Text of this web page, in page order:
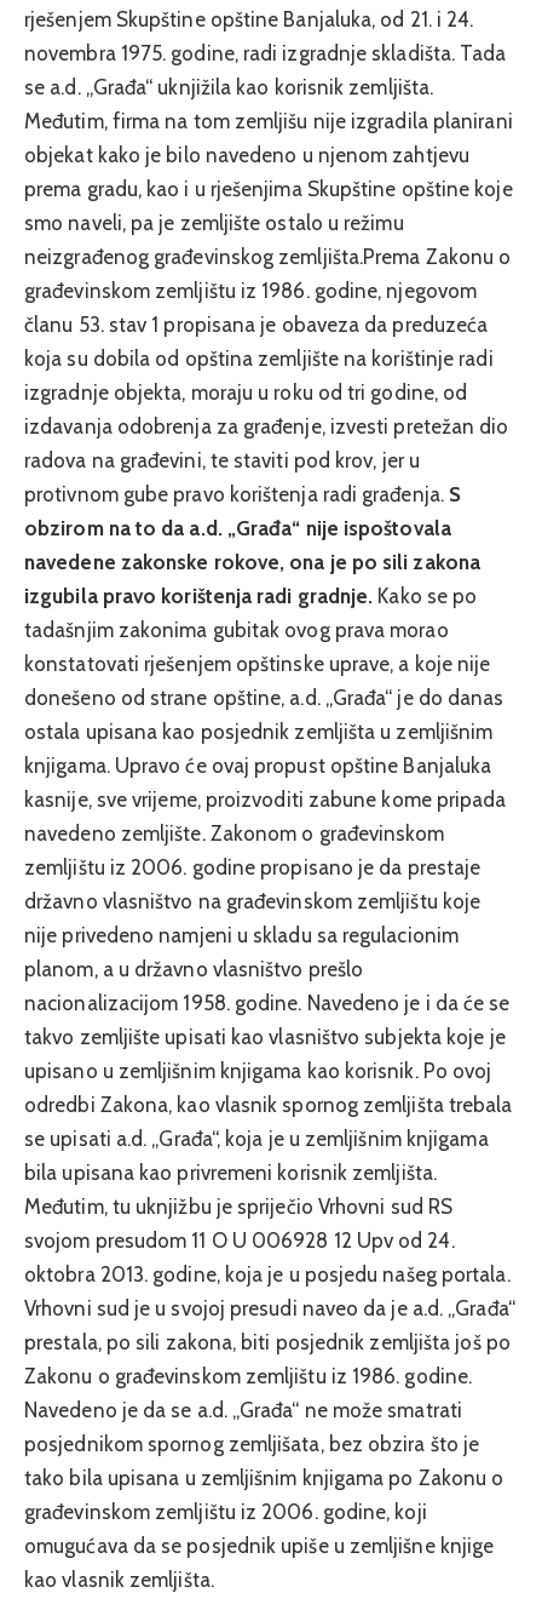
rješenjem Skupštine opštine Banjaluka, od 21. i 24.
novembra 1975. godine, radi izgradnje skladišta. Tada
se a.d. „Građa“ uknjižila kao korisnik zemljišta.
Međutim, firma na tom zemljišu nije izgradila planirani
objekat kako je bilo navedeno u njenom zahtjevu
prema gradu, kao i u rješenjima Skupštine opštine koje
smo naveli, pa je zemljište ostalo u režimu
neizgrađenog građevinskog zemljišta.Prema Zakonu o
građevinskom zemljištu iz 1986. godine, njegovom
članu 53. stav 1 propisana je obaveza da preduzeća
koja su dobila od opština zemljište na korištinje radi
izgradnje objekta, moraju u roku od tri godine, od
izdavanja odobrenja za građenje, izvesti pretežan dio
radova na građevini, te staviti pod krov, jer u
protivnom gube pravo korištenja radi građenja. S
obzirom na to da a.d. „Građa“ nije ispoštovala
navedene zakonske rokove, ona je po sili zakona
izgubila pravo korištenja radi gradnje. Kako se po
tadašnjim zakonima gubitak ovog prava morao
konstatovati rješenjem opštinske uprave, a koje nije
donešeno od strane opštine, a.d. „Građa“ je do danas
ostala upisana kao posjednik zemljišta u zemljišnim
knjigama. Upravo će ovaj propust opštine Banjaluka
kasnije, sve vrijeme, proizvoditi zabune kome pripada
navedeno zemljište. Zakonom o građevinskom
zemljištu iz 2006. godine propisano je da prestaje
državno vlasništvo na građevinskom zemljištu koje
nije privedeno namjeni u skladu sa regulacionim
planom, a u državno vlasništvo prešlo
nacionalizacijom 1958. godine. Navedeno je i da će se
takvo zemljište upisati kao vlasništvo subjekta koje je
upisano u zemljišnim knjigama kao korisnik. Po ovoj
odredbi Zakona, kao vlasnik spornog zemljišta trebala
se upisati a.d. „Građa“, koja je u zemljišnim knjigama
bila upisana kao privremeni korisnik zemljišta.
Međutim, tu uknjižbu je spriječio Vrhovni sud RS
svojom presudom 11 O U 006928 12 Upv od 24.
oktobra 2013. godine, koja je u posjedu našeg portala.
Vrhovni sud je u svojoj presudi naveo da je a.d. „Građa“
prestala, po sili zakona, biti posjednik zemljišta još po
Zakonu o građevinskom zemljištu iz 1986. godine.
Navedeno je da se a.d. „Građa“ ne može smatrati
posjednikom spornog zemljišata, bez obzira što je
tako bila upisana u zemljišnim knjigama po Zakonu o
građevinskom zemljištu iz 2006. godine, koji
omugućava da se posjednik upiše u zemljišne knjige
kao vlasnik zemljišta.